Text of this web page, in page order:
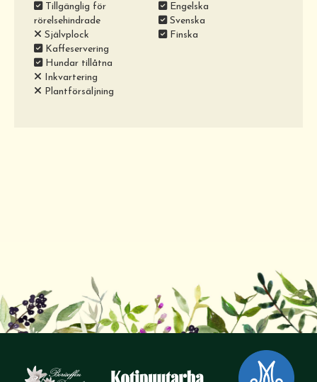
Tillgänglig för
rörelsehindrade
Självplock
Kaffeservering
Hundar tillåtna
Inkvartering
Plantförsäljning
Engelska
Svenska
Finska